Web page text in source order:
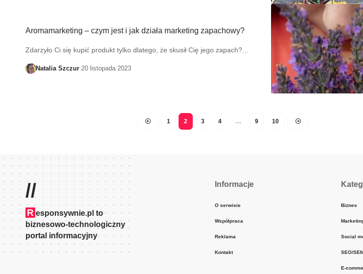
Aromamarketing – czym jest i jak działa marketing zapachowy?
Zdarzyło Ci się kupić produkt tylko dlatego, że skusił Cię jego zapach?…
Natalia Szczur 20 listopada 2023
1 2 3 4 … 9 10
//
R esponsywnie.pl to
biznesowo-technologiczny
portal informacyjny
Informacje
O serwisie
Współpraca
Reklama
Kontakt
Biznes
Social
SEO/
E-